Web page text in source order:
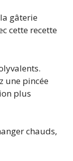
gâterie
cette recette
une pincée
plus
chauds,